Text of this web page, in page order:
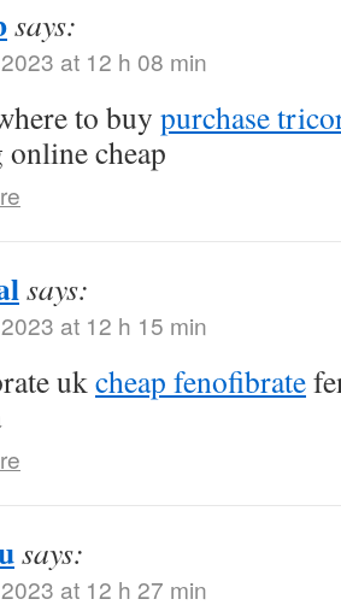
says:
at 12 h 08 min
to buy purchase
online cheap
says:
at 12 h 15 min
ukcheap fenofibrate
says:
at 12 h 27 min